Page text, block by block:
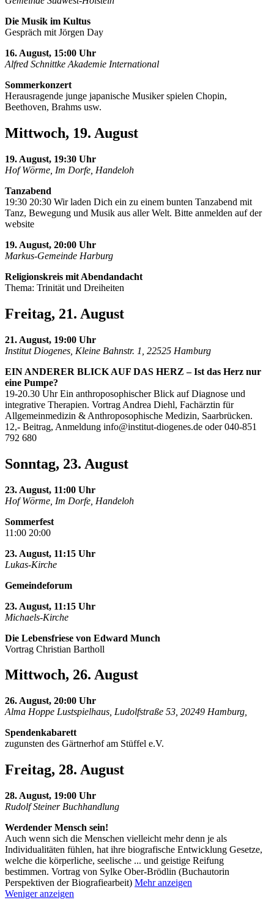
Die Musik im Kultus
Gespräch mit Jörgen Day
16. August, 15:00 Uhr
Alfred Schnittke Akademie International
Sommerkonzert
Herausragende junge japanische Musiker spielen Chopin,
Beethoven, Brahms usw.
Mittwoch, 19. August
19. August, 19:30 Uhr
Hof Wörme, Im Dorfe, Handeloh
Tanzabend
19:30 20:30 Wir laden Dich ein zu einem bunten Tanzabend mit
Tanz, Bewegung und Musik aus aller Welt. Bitte anmelden auf der
website
19. August, 20:00 Uhr
Markus-Gemeinde Harburg
Religionskreis mit Abendandacht
Thema: Trinität und Dreiheiten
Freitag, 21. August
21. August, 19:00 Uhr
Institut Diogenes, Kleine Bahnstr. 1, 22525 Hamburg
EIN ANDERER BLICK AUF DAS HERZ – Ist das Herz nur
eine Pumpe?
19-20.30 Uhr Ein anthroposophischer Blick auf Diagnose und
integrative Therapien. Vortrag Andrea Diehl, Fachärztin für
Allgemeinmedizin & Anthroposophische Medizin, Saarbrücken.
12,- Beitrag, Anmeldung info@institut-diogenes.de oder 040-851
792 680
Sonntag, 23. August
23. August, 11:00 Uhr
Hof Wörme, Im Dorfe, Handeloh
Sommerfest
11:00 20:00
23. August, 11:15 Uhr
Lukas-Kirche
Gemeindeforum
23. August, 11:15 Uhr
Michaels-Kirche
Die Lebensfriese von Edward Munch
Vortrag Christian Bartholl
Mittwoch, 26. August
26. August, 20:00 Uhr
Alma Hoppe Lustspielhaus, Ludolfstraße 53, 20249 Hamburg,
Spendenkabarett
zugunsten des Gärtnerhof am Stüffel e.V.
Freitag, 28. August
28. August, 19:00 Uhr
Rudolf Steiner Buchhandlung
Werdender Mensch sein!
Auch wenn sich die Menschen vielleicht mehr denn je als
Individualitäten fühlen, hat ihre biografische Entwicklung Gesetze,
welche die körperliche, seelische ... und geistige Reifung
bestimmen. Vortrag von Sylke Ober-Brödlin (Buchautorin
Perspektiven der Biografiearbeit) Mehr anzeigen
Weniger anzeigen